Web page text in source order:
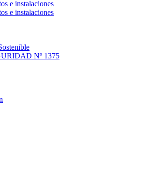
e instalaciones
e instalaciones
Nº 1375